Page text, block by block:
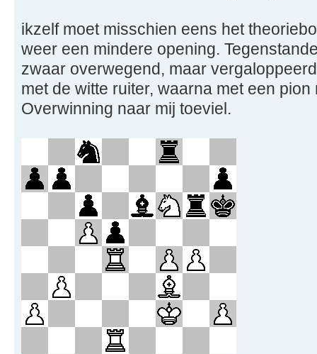
ikzelf moet misschien eens het
weer een mindere opening.
zwaar overwegend, maar
met de witte ruiter, waarna met een
Overwinning naar mij toeviel.